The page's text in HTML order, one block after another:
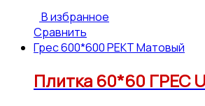
В избранное
Сравнить
Грес 600*600 РЕКТ Матовый
Плитка 60*60 ГРЕС